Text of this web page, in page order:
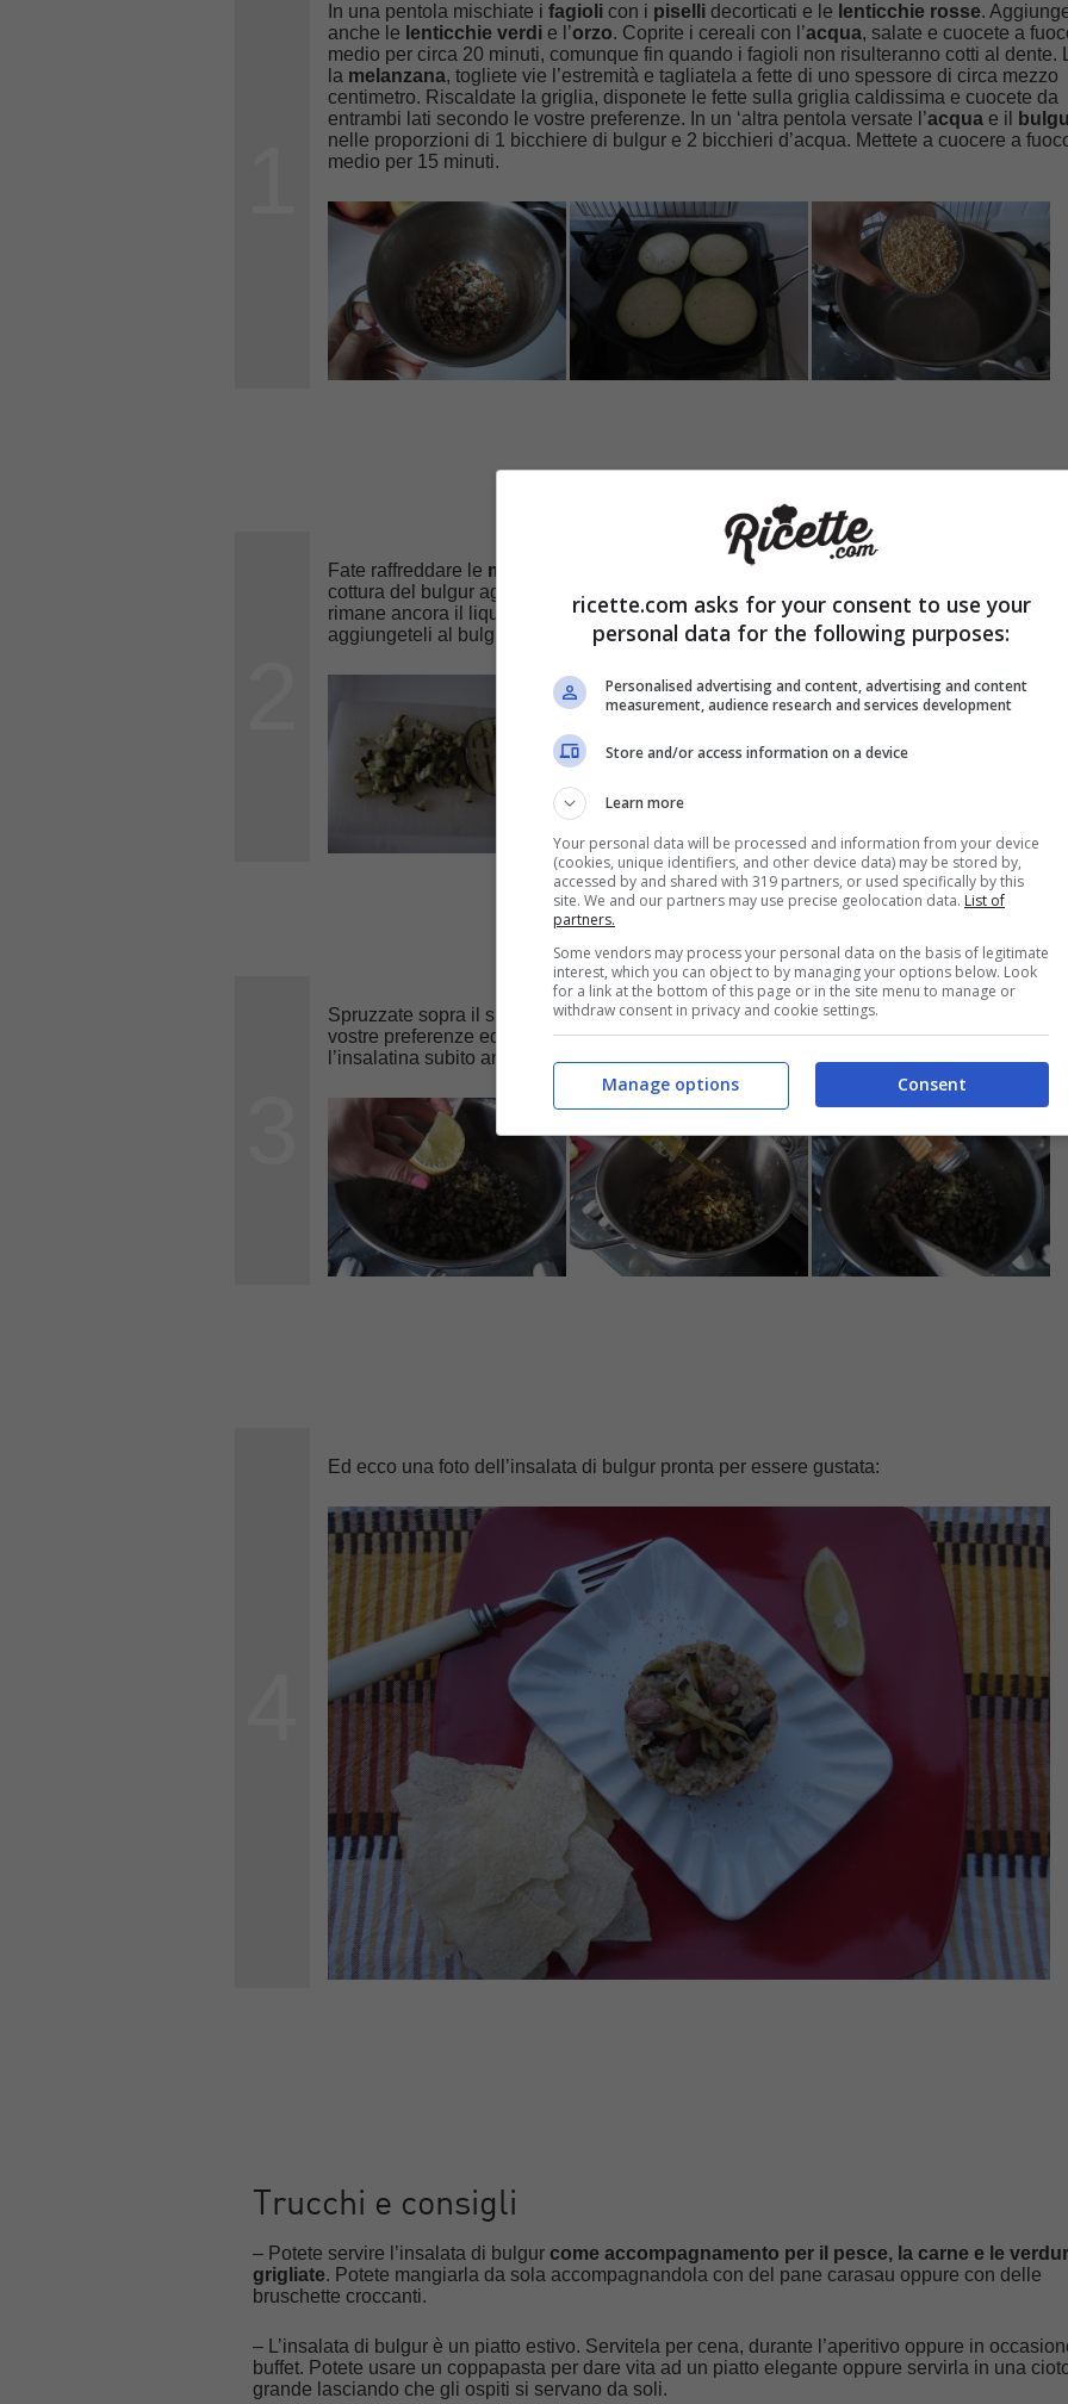
In una pentola mischiate ifagioli con i piselli decorticati e le lenticchie rosse.
anche le lenticchie verdi e l’orzo. Coprite i cereali con l’acqua, salate e cuocete a
medio per circa 20 minuti, comunque fin quando i fagioli non risulteranno cotti al dente.
la melanzana, togliete vie l’estremità e tagliatela a fette di uno spessore di circa mezzo
centimetro. Riscaldate la griglia, disponete le fette sulla griglia caldissima e cuocete da
entrambi lati secondo le vostre preferenze. In un ‘altra pentola versate l’acqua e il
nelle proporzioni di 1 bicchiere di bulgur e 2 bicchieri d’acqua. Mettete a cuocere a
medio per 15 minuti.
Fate raffreddare le melanzane
. Tagliatele a strisce e poi a pezzettini piccoli. Alla fine
cottura del bulgur aggiungete il
e mescolate. L’acqua dovrebbe evaporare tutta. Se
rimane ancora il liquido, scolate il bulgur e fatelo raffreddare un po’. Scolate icereali
aggiungeteli al bulgur.
Spruzzate sopra il succo dilimone, io ho usato ¼ del limone. Aggiungete l’
vostre preferenze ed il
peperoncinopiccante. Rimescolate tutto accuratamente. Servite
l’insalatina subito ancora tiepida oppure mettetela in frigo e servitela fredda.
Ed ecco una foto dell’insalata di bulgur pronta per essere gustata:
Trucchi e consigli
– Potete servire l’insalata di bulgur come accompagnamento per il pesce, la carne e le
grigliate. Potete mangiarla da sola accompagnandola con del pane carasau oppure con delle
bruschette croccanti.
– L’insalata di bulgur è un piatto estivo. Servitela per cena, durante l’aperitivo oppure in
buffet. Potete usare un coppapasta per dare vita ad un piatto elegante oppure servirla in una
grande lasciando che gli ospiti si servano da soli.
ricette.com asks for your consent to use your
personal data for the following purposes:
Personalised advertising and content, advertising and content
measurement, audience research and services development
Store and/or access information on a device
Learn more
Your personal data will be processed and information from your device
(cookies, unique identifiers, and other device data) may be stored by,
accessed by and shared with 319 partners, or used specifically by this
site. We and our partners may use precise geolocation data. List of
partners.
Some vendors may process your personal data on the basis of legitimate
interest, which you can object to by managing your options below. Look
for a link at the bottom of this page or in the site menu to manage or
withdraw consent in privacy and cookie settings.
Consent
Manage options